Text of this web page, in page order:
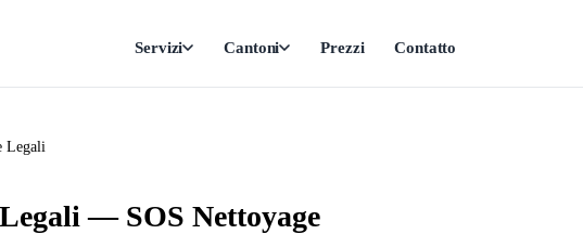
Servizi Cantoni Prezzi Contatto
Legali
— SOS Nettoyage